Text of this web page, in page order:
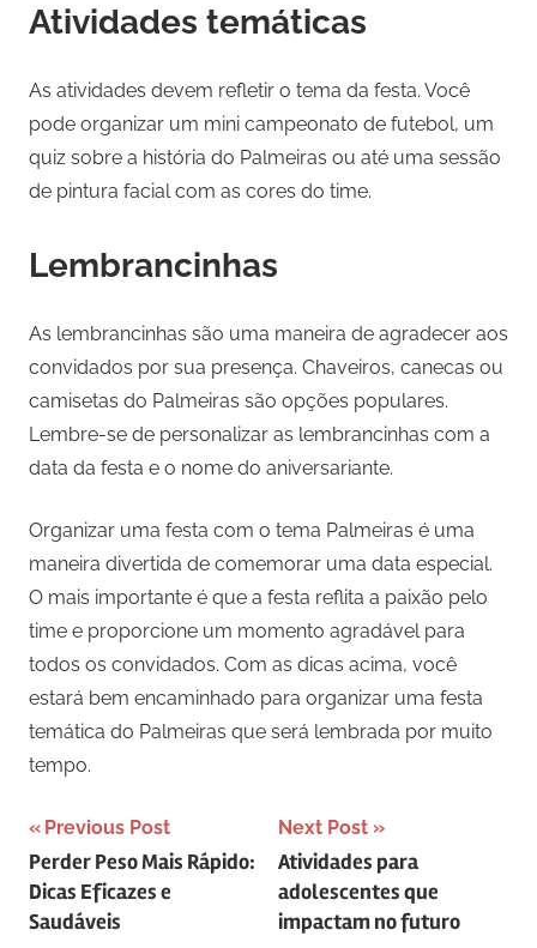
Atividades temáticas
As atividades devem refletir o tema da festa. Você
pode organizar um mini campeonato de futebol, um
quiz sobre a história do Palmeiras ou até uma sessão
de pintura facial com as cores do time.
Lembrancinhas
As lembrancinhas são uma maneira de agradecer aos
convidados por sua presença. Chaveiros, canecas ou
camisetas do Palmeiras são opções populares.
Lembre-se de personalizar as lembrancinhas com a
data da festa e o nome do aniversariante.
Organizar uma festa com o tema Palmeiras é uma
maneira divertida de comemorar uma data especial.
O mais importante é que a festa reflita a paixão pelo
time e proporcione um momento agradável para
todos os convidados. Com as dicas acima, você
estará bem encaminhado para organizar uma festa
temática do Palmeiras que será lembrada por muito
tempo.
Navegação
de
Post
Previous Post
Perder Peso Mais Rápido:
Dicas Eficazes e
Saudáveis
Next Post
Atividades para
adolescentes que
impactam no futuro